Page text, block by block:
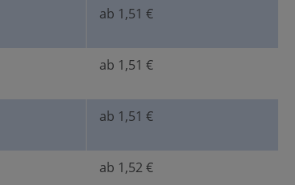
ab 1,51 €
ab 1,51 €
ab 1,51 €
ab 1,52 €